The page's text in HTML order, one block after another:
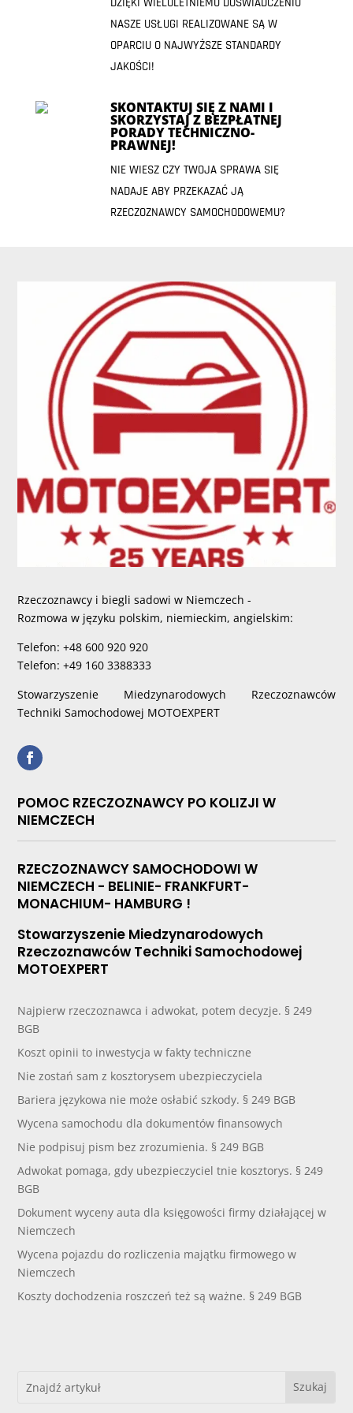
DZIĘKI WIELOLETNIEMU DOŚWIADCZENIU
NASZE USŁUGI REALIZOWANE SĄ W
OPARCIU O NAJWYŻSZE STANDARDY
JAKOŚCI!
SKONTAKTUJ SIĘ Z NAMI I
SKORZYSTAJ Z BEZPŁATNEJ
PORADY TECHNICZNO-
PRAWNEJ!
NIE WIESZ CZY TWOJA SPRAWA SIĘ
NADAJE ABY PRZEKAZAĆ JĄ
RZECZOZNAWCY SAMOCHODOWEMU?
Rzeczoznawcy i biegli sadowi w Niemczech -
Rozmowa w języku polskim, niemieckim, angielskim:
Telefon: +48 600 920 920
Telefon: +49 160 3388333
Stowarzyszenie Miedzynarodowych Rzeczoznawców
Techniki Samochodowej MOTOEXPERT
POMOC RZECZOZNAWCY PO KOLIZJI W
NIEMCZECH
RZECZOZNAWCY SAMOCHODOWI W
NIEMCZECH - BELINIE- FRANKFURT-
MONACHIUM- HAMBURG !
Stowarzyszenie Miedzynarodowych
Rzeczoznawców Techniki Samochodowej
MOTOEXPERT
Najpierw rzeczoznawca i adwokat, potem decyzje. § 249
BGB
Koszt opinii to inwestycja w fakty techniczne
Nie zostań sam z kosztorysem ubezpieczyciela
Bariera językowa nie może osłabić szkody. § 249 BGB
Wycena samochodu dla dokumentów finansowych
Nie podpisuj pism bez zrozumienia. § 249 BGB
Adwokat pomaga, gdy ubezpieczyciel tnie kosztorys. § 249
BGB
Dokument wyceny auta dla księgowości firmy działającej w
Niemczech
Wycena pojazdu do rozliczenia majątku firmowego w
Niemczech
Koszty dochodzenia roszczeń też są ważne. § 249 BGB